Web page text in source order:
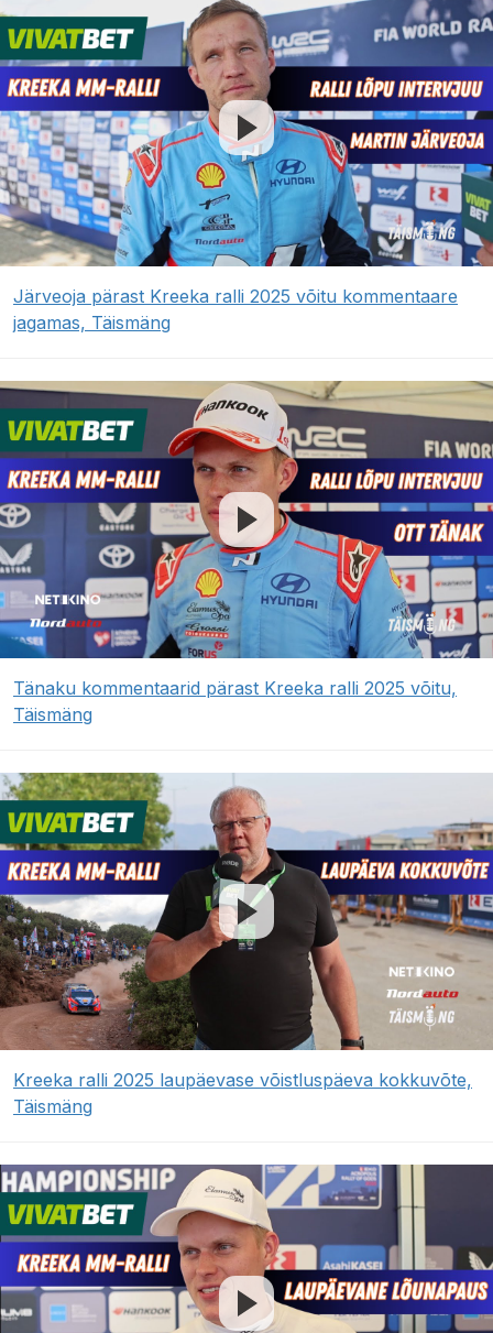
Järveoja pärast Kreeka ralli 2025 võitu kommentaare
jagamas, Täismäng
Tänaku kommentaarid pärast Kreeka ralli 2025 võitu,
Täismäng
Kreeka ralli 2025 laupäevase võistluspäeva kokkuvõte,
Täismäng